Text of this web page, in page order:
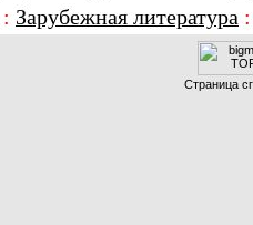
: Зарубежная литература
Страница